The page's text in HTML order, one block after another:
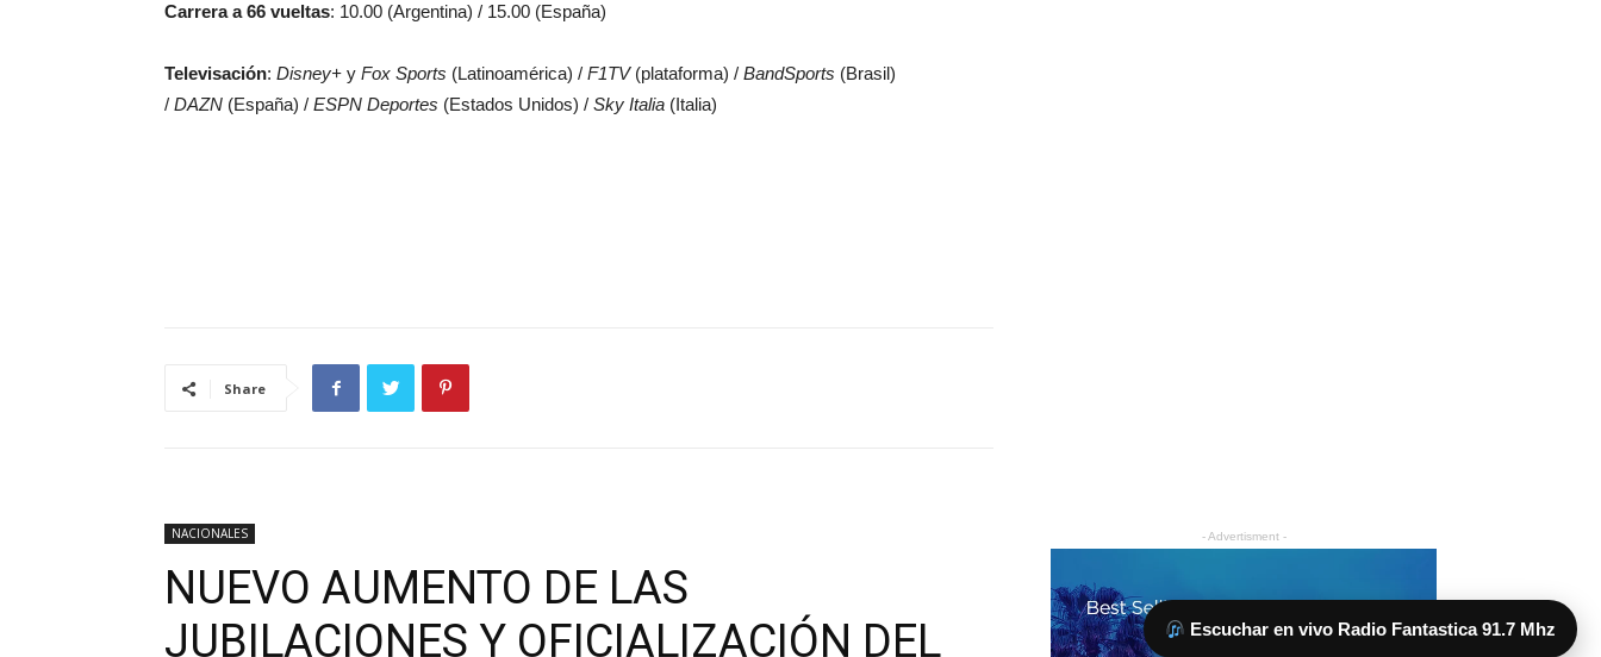
Escuchar en vivo Radio Fantastica 91.7 Mhz
Carrera a 66 vueltas: 10.00 (Argentina) / 15.00 (España)
Televisación: Disney+ y Fox Sports (Latinoamérica) / F1TV (plataforma) / BandSports (Brasil)
/ DAZN (España) / ESPN Deportes (Estados Unidos) / Sky Italia (Italia)
Share